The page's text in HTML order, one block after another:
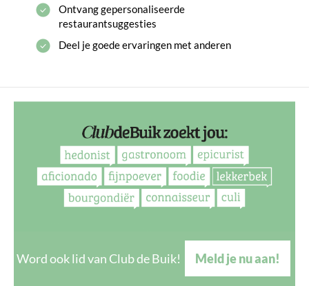
Ontvang gepersonaliseerde
restaurantsuggesties
Deel je goede ervaringen met anderen
Word ook lid van Club de Buik! Meld je nu aan!